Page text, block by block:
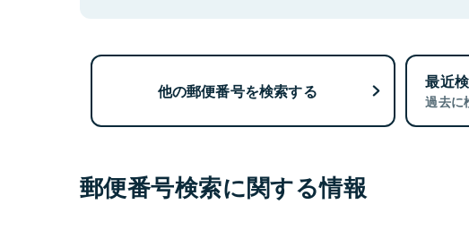
他の郵便番号を検索する 最近
過去に
郵便番号検索に関する情報